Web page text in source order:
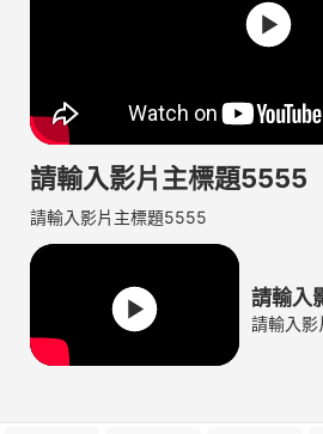
請輸入影片主標題5555
請輸入影片主標題5555
請輸入
請輸入